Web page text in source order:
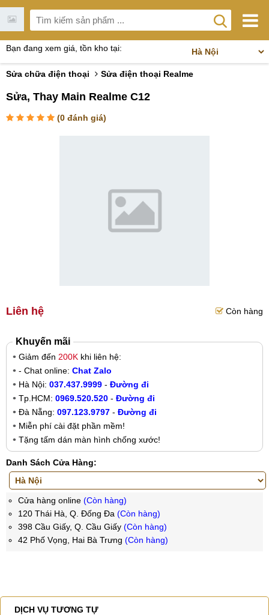
Bạn đang xem giá, tồn kho tại:
Sửa chữa điện thoại Sửa điện thoại Realme
Sửa, Thay Main Realme C12
(0 đánh giá)
Liên hệ Còn hàng
Khuyến mãi
Giảm đến 200K khi liên hệ:
- Chat online: Chat Zalo
Hà Nội: 037.437.9999 - Đường đi
Tp.HCM: 0969.520.520 - Đường đi
Đà Nẵng: 097.123.9797 - Đường đi
Miễn phí cài đặt phần mềm!
Tặng tấm dán màn hình chống xước!
Danh Sách Cửa Hàng:
Cửa hàng online (Còn hàng)
120 Thái Hà, Q. Đống Đa (Còn hàng)
398 Cầu Giấy, Q. Cầu Giấy (Còn hàng)
42 Phố Vọng, Hai Bà Trưng (Còn hàng)
DỊCH VỤ TƯƠNG TỰ